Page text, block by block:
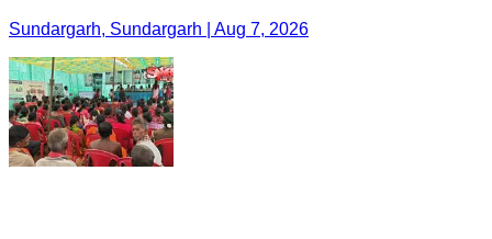
Sundargarh, Sundargarh | Aug 7, 2026